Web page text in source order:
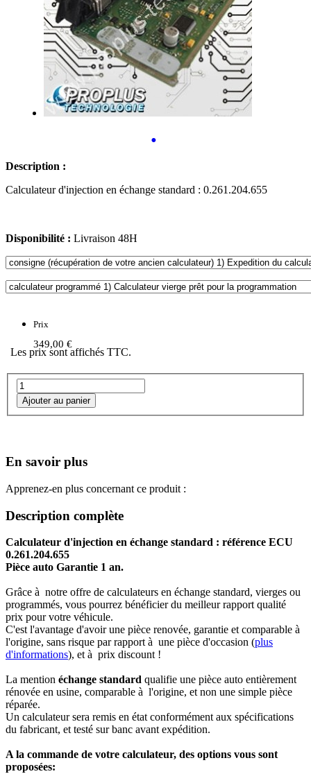
•
Description :
Calculateur d'injection en échange standard : 0.261.204.655
Disponibilité : Livraison 48H
Prix
349,00 €
Les prix sont affichés TTC.
En savoir plus
Apprenez-en plus concernant ce produit :
Description complète
Calculateur d'injection en échange standard : référence ECU
0.261.204.655
Pièce auto Garantie 1 an.
Grâce à notre offre de calculateurs en échange standard, vierges ou
programmés, vous pourrez bénéficier du meilleur rapport qualité
prix pour votre véhicule.
C'est l'avantage d'avoir une pièce renovée, garantie et comparable à
l'origine, sans risque par rapport à une pièce d'occasion (plus
d'informations), et à prix discount !
La mention échange standard qualifie une pièce auto entièrement
rénovée en usine, comparable à l'origine, et non une simple pièce
réparée.
Un calculateur sera remis en état conformément aux spécifications
du fabricant, et testé sur banc avant expédition.
A la commande de votre calculateur, des options vous sont
proposées: